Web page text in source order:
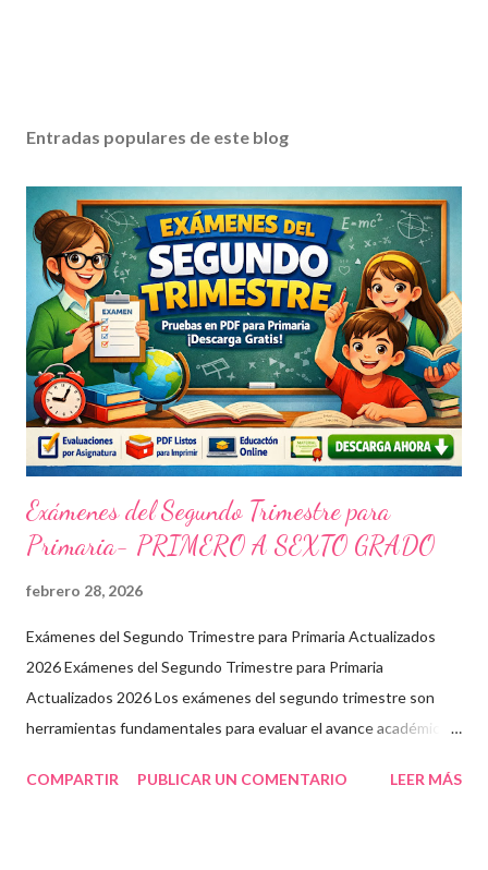
Entradas populares de este blog
Exámenes del Segundo Trimestre para
Primaria- PRIMERO A SEXTO GRADO
febrero 28, 2026
Exámenes del Segundo Trimestre para Primaria Actualizados
2026 Exámenes del Segundo Trimestre para Primaria
Actualizados 2026 Los exámenes del segundo trimestre son
herramientas fundamentales para evaluar el avance académico
descargable en PDF, diseñado para docentes que buscan
COMPARTIR PUBLICAR UN COMENTARIO LEER MÁS